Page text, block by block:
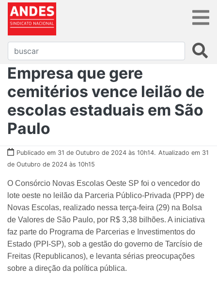
Empresa que gere
cemitérios vence leilão de
escolas estaduais em São
Paulo
Publicado em 31 de Outubro de 2024 às 10h14. Atualizado em 31
de Outubro de 2024 às 10h15
O Consórcio Novas Escolas Oeste SP foi o vencedor do
lote oeste no leilão da Parceria Público-Privada (PPP) de
Novas Escolas, realizado nessa terça-feira (29) na Bolsa
de Valores de São Paulo, por R$ 3,38 bilhões. A iniciativa
faz parte do Programa de Parcerias e Investimentos do
Estado (PPI-SP), sob a gestão do governo de Tarcísio de
Freitas (Republicanos), e levanta sérias preocupações
sobre a direção da política pública.